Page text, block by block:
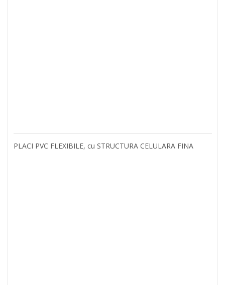
PLACI PVC FLEXIBILE, cu STRUCTURA CELULARA FINA